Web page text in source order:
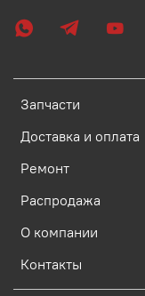
Запчасти
Доставка и оплата
Ремонт
Распродажа
О компании
Контакты